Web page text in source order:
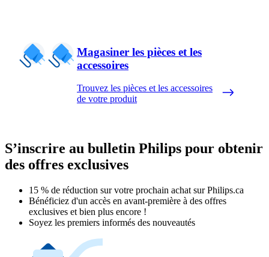
Magasiner les pièces et les
accessoires
Trouvez les pièces et les accessoires
de votre produit
S’inscrire au bulletin Philips pour obtenir
des offres exclusives
15 % de réduction sur votre prochain achat sur Philips.ca​
Bénéficiez d'un accès en avant-première à des offres
exclusives et bien plus encore !
Soyez les premiers informés des nouveautés